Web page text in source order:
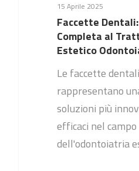
15 Aprile 2025
Faccette
Completa al
Estetico
Le faccette dentali
rappresentano
soluzioni più
efficaci nel campo
dell'odontoiatria